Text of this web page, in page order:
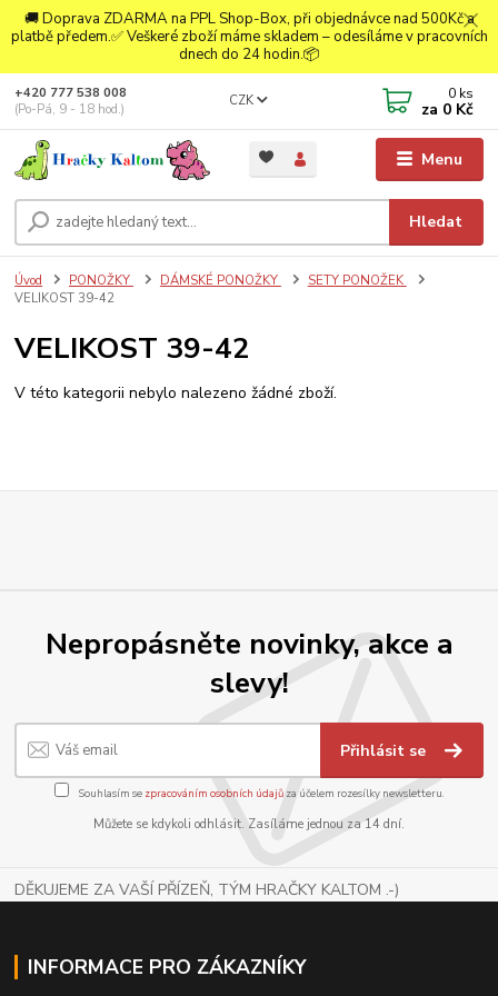
🚚 Doprava ZDARMA na PPL Shop-Box, při objednávce nad 500Kč a
platbě předem.✅ Veškeré zboží máme skladem – odesíláme v pracovních
dnech do 24 hodin.📦
Menu
CZK
Hledat
+420 777 538 008
(Po-Pá, 9 - 18 hod.)
0 ks
za 0 Kč
Úvod PONOŽKY DÁMSKÉ PONOŽKY
SETY PONOŽEK
VELIKOST 39-42
VELIKOST 39-42
V této kategorii nebylo nalezeno žádné zboží.
Nepropásněte novinky, akce a
slevy!
Přihlásit se
Souhlasím se zpracováním osobních údajůza účelem rozesílky newsletteru.
Můžete se kdykoli odhlásit. Zasíláme jednou za 14 dní.
DĚKUJEME ZA VAŠÍ PŘÍZEŇ, TÝM HRAČKY KALTOM .-)
INFORMACE PRO ZÁKAZNÍKY